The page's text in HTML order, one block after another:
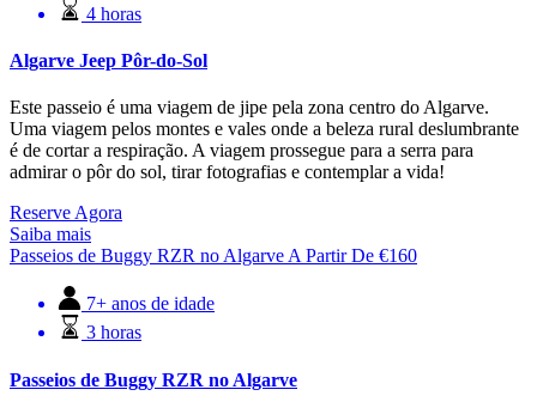
4 horas
Algarve Jeep Pôr-do-Sol
Este passeio é uma viagem de jipe pela zona centro do Algarve.
Uma viagem pelos montes e vales onde a beleza rural deslumbrante
é de cortar a respiração. A viagem prossegue para a serra para
admirar o pôr do sol, tirar fotografias e contemplar a vida!
Reserve Agora
Saiba mais
Passeios de Buggy RZR no Algarve A Partir De €160
7+ anos de idade
3 horas
Passeios de Buggy RZR no Algarve